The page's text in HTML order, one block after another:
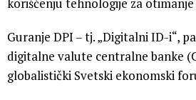
Guranje DPI – tj. „Digitalni ID-i“,
digitalne valute centralne banke
globalistički Svetski ekonomski